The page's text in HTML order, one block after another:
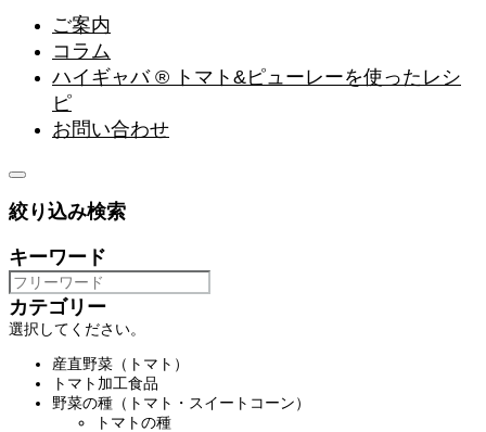
ご案内
コラム
ハイギャバ ® トマト&ピューレーを使ったレシ
ピ
お問い合わせ
絞り込み検索
キーワード
カテゴリー
選択してください。
産直野菜（トマト）
トマト加工食品
野菜の種（トマト・スイートコーン）
トマトの種